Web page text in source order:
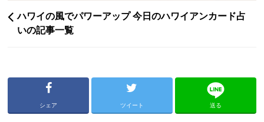
ハワイの風でパワーアップ 今日のハワイアンカード占
いの記事一覧
シェア ツイート 送る